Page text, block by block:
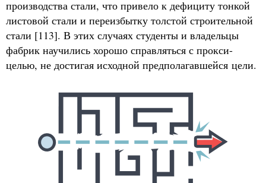
производства стали, что привело к дефициту тонкой
листовой стали и переизбытку толстой строительной
стали [113]. В этих случаях студенты и владельцы
фабрик научились хорошо справляться с прокси-
целью, не достигая исходной предполагавшейся цели.